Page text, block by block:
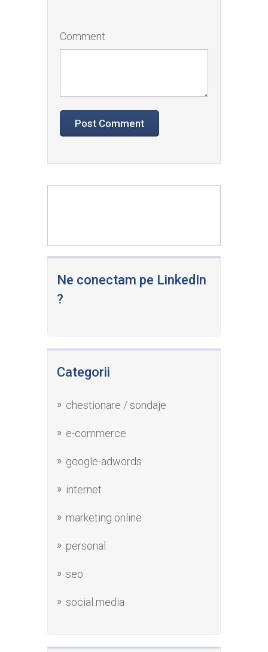
Ne conectam pe LinkedIn
?
Categorii
chestionare / sondaje
e-commerce
google-adwords
internet
marketing online
personal
seo
social media
Comment